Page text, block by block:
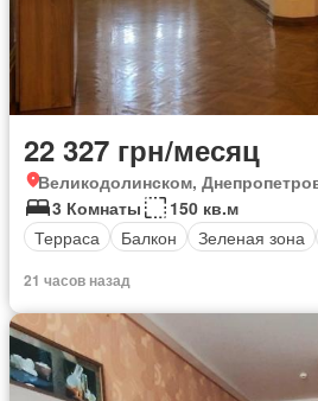
22 327 грн/месяц
Великодолинском,
3 Комнаты
150 кв.м
Терраса
Балкон Зеленая зона
21 часов назад